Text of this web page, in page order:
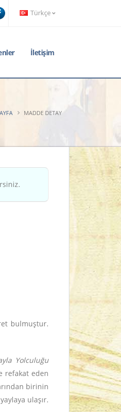
Türkçe
İletişim
MADDE DETAY
bulmuştur.
Yolculuğu
refakat eden
birinin
ulaşır.